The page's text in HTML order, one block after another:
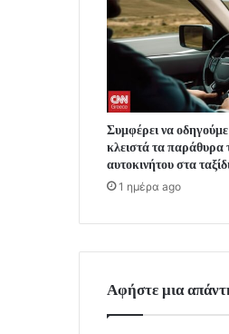
Συμφέρει να
κλειστά τα παράθυρα
αυτοκινήτου στα
1 ημέρα ago
Αφήστε μια